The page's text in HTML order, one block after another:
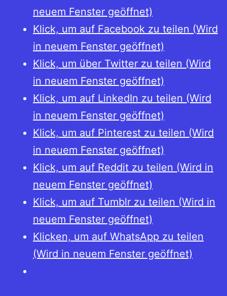
neuem Fenster geöffnet)
Klick, um auf Facebook zu teilen (Wird
in neuem Fenster geöffnet)
Klick, um über Twitter zu teilen (Wird
in neuem Fenster geöffnet)
Klick, um auf LinkedIn zu teilen (Wird
in neuem Fenster geöffnet)
Klick, um auf Pinterest zu teilen (Wird
in neuem Fenster geöffnet)
Klick, um auf Reddit zu teilen (Wird in
neuem Fenster geöffnet)
Klick, um auf Tumblr zu teilen (Wird in
neuem Fenster geöffnet)
Klicken, um auf WhatsApp zu teilen
(Wird in neuem Fenster geöffnet)